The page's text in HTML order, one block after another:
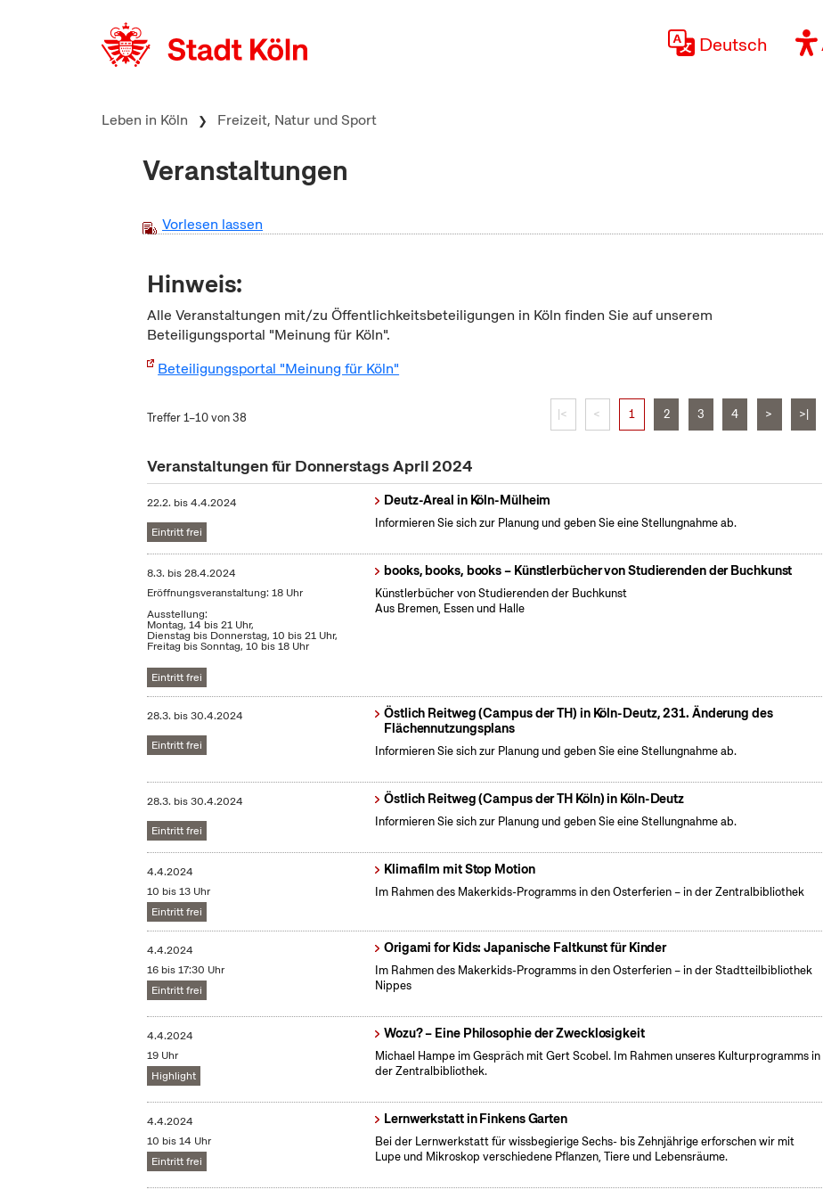
Deutsch
Leben in Köln Freizeit, Natur und Sport
Veranstaltungen
Vorlesen lassen
Hinweis:
Alle Veranstaltungen mit/zu Öffentlichkeitsbeteiligungen in Köln finden Sie auf unserem
Beteiligungsportal "Meinung für Köln".
Beteiligungsportal "Meinung für Köln"
Treffer 1–10 von 38 |< < 1 2 3 4 > >|
Veranstaltungen für Donnerstags April 2024
22.2. bis4.4.2024
Eintritt frei
Deutz-Areal in Köln-Mülheim
Informieren Sie sich zur Planung und geben Sie eine Stellungnahme ab.
8.3. bis28.4.2024
Eröffnungsveranstaltung: 18 Uhr
Ausstellung:
Montag, 14 bis 21 Uhr,
Dienstag bis Donnerstag, 10 bis 21 Uhr,
Freitag bis Sonntag, 10 bis 18 Uhr
Eintritt frei
books, books, books – Künstlerbücher von Studierenden der Buchkunst
Künstlerbücher von Studierenden der Buchkunst
Aus Bremen, Essen und Halle
28.3. bis30.4.2024
Eintritt frei
Östlich Reitweg (Campus der TH) in Köln-Deutz, 231. Änderung des
Flächennutzungsplans
Informieren Sie sich zur Planung und geben Sie eine Stellungnahme ab.
28.3. bis30.4.2024
Eintritt frei
Östlich Reitweg (Campus der TH Köln) in Köln-Deutz
Informieren Sie sich zur Planung und geben Sie eine Stellungnahme ab.
4.4.2024
10 bis 13 Uhr
Eintritt frei
Klimafilm mit Stop Motion
Im Rahmen des Makerkids-Programms in den Osterferien – in der Zentralbibliothek
4.4.2024
16 bis 17:30 Uhr
Eintritt frei
Origami for Kids: Japanische Faltkunst für Kinder
Im Rahmen des Makerkids-Programms in den Osterferien – in der Stadtteilbibliothek
Nippes
4.4.2024
19 Uhr
Highlight
Wozu? – Eine Philosophie der Zwecklosigkeit
Michael Hampe im Gespräch mit Gert Scobel. Im Rahmen unseres Kulturprogramms in
der Zentralbibliothek.
4.4.2024
10 bis 14 Uhr
Eintritt frei
Lernwerkstatt in Finkens Garten
Bei der Lernwerkstatt für wissbegierige Sechs- bis Zehnjährige erforschen wir mit
Lupe und Mikroskop verschiedene Pflanzen, Tiere und Lebensräume.